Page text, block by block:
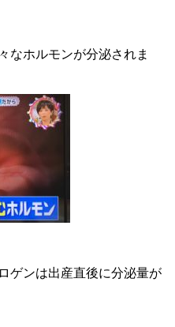
なホルモンが分泌されま
ゲンは出産直後に分泌量が